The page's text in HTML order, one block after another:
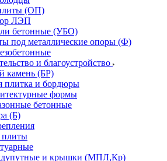
(ОП)
ЛЭП
бетонные (УБО)
под металлические опоры (Ф)
и благоустройство
камень (БР)
плитка и бордюры
формы
бетонные
(Б)
и крышки (МПЛ,Кр)